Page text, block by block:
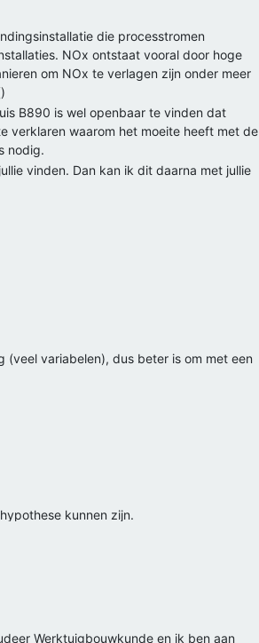
die processtromen
NOx ontstaat vooral door hoge
om NOx te verlagen zijn onder meer
B890 is wel openbaar te vinden dat
verklaren waarom het moeite heeft met de
nodig.
vinden. Dan kan ik dit daarna met jullie
variabelen), dus beter is om met een
kunnen zijn.
Werktuigbouwkunde en ik ben aan